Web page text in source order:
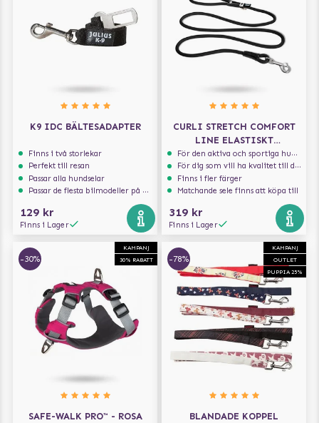
K9 IDC BÄLTESADAPTER
Finns i två storlekar
Perfekt till resan
Passar alla hundselar
Passar de flesta bilmodeller på marknaden
129 kr
Finns i Lager
CURLI STRETCH COMFORT
LINE ELASTISKT
HUNDKOPPEL - SVART
För den aktiva och sportiga hunden
För dig som vill ha kvalitet till din hund!
Finns i fler färger
Matchande sele finns att köpa till
319 kr
Finns i Lager
KAMPANJ
30% RABATT
-30%
SAFE-WALK PRO™ - ROSA
KAMPANJ
OUTLET
PUPPIA 25%
-78%
BLANDADE KOPPEL